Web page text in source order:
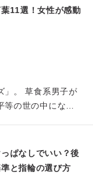
11選！女性が感動
」。 草食系男子が
の世の中になっ
ぱなしでいい？後
と指輪の選び方